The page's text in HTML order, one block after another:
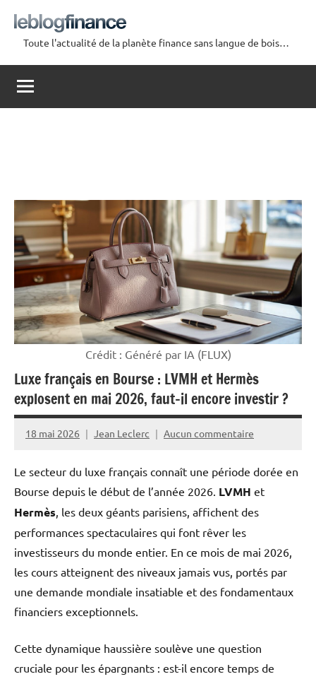
contenu
Le
Blog
Finance
Toute l'actualité de la planète finance sans langue de bois…
Crédit : Généré par IA (FLUX)
Luxe français en Bourse : LVMH et Hermès
explosent en mai 2026, faut-il encore investir ?
18 mai 2026 Jean Leclerc Aucun commentaire
Le secteur du luxe français connaît une période dorée en
Bourse depuis le début de l’année 2026. LVMH et
Hermès , les deux géants parisiens, affichent des
performances spectaculaires qui font rêver les
investisseurs du monde entier. En ce mois de mai 2026,
les cours atteignent des niveaux jamais vus, portés par
une demande mondiale insatiable et des fondamentaux
financiers exceptionnels.
Cette dynamique haussière soulève une question
cruciale pour les épargnants : est-il encore temps de